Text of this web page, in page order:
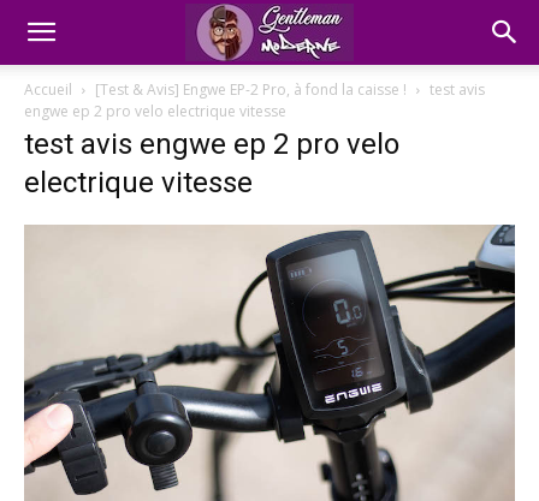
Accueil [Test & Avis] Engwe EP-2 Pro, à fond la caisse !
test avis
engwe ep 2 pro velo electrique vitesse
test avis engwe ep 2 pro velo
electrique vitesse